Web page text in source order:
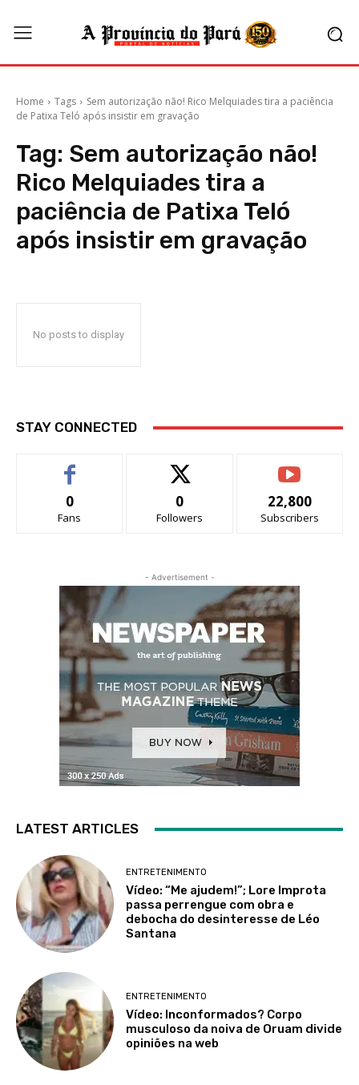
Home Tags
Sem autorização não! Rico Melquiades tira a paciência
de Patixa Teló após insistir em gravação
Tag: Sem autorização não!
Rico Melquiades tira a
paciência de Patixa Teló
após insistir em gravação
No posts to display
STAY CONNECTED
0
Fans
0
Followers
22,800
Subscribers
- Advertisement -
LATEST ARTICLES
ENTRETENIMENTO
Vídeo: “Me ajudem!”; Lore Improta
passa perrengue com obra e
debocha do desinteresse de Léo
Santana
ENTRETENIMENTO
Vídeo: Inconformados? Corpo
musculoso da noiva de Oruam divide
opiniões na web